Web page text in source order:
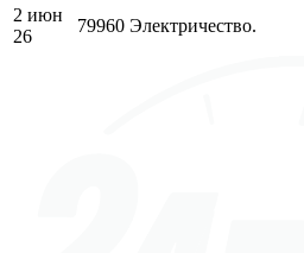
2 июн
26
79960 Электричество.